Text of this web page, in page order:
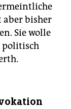
aber bisher
Sie wolle
politisch